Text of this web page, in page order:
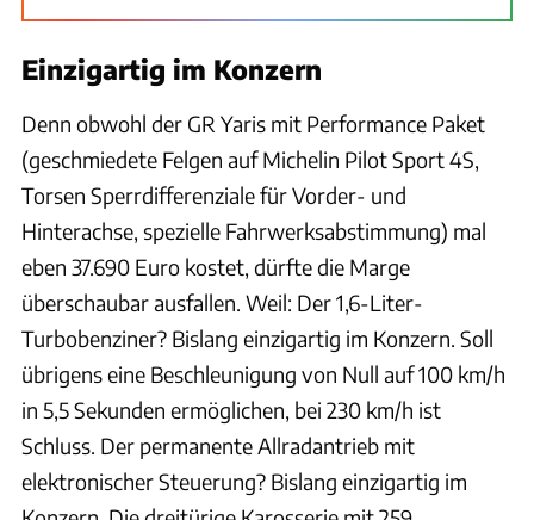
Einzigartig im Konzern
Denn obwohl der GR Yaris mit Performance Paket
(geschmiedete Felgen auf Michelin Pilot Sport 4S,
Torsen Sperrdifferenziale für Vorder- und
Hinterachse, spezielle Fahrwerksabstimmung) mal
eben 37.690 Euro kostet, dürfte die Marge
überschaubar ausfallen. Weil: Der 1,6-Liter-
Turbobenziner? Bislang einzigartig im Konzern. Soll
übrigens eine Beschleunigung von Null auf 100 km/h
in 5,5 Sekunden ermöglichen, bei 230 km/h ist
Schluss. Der permanente Allradantrieb mit
elektronischer Steuerung? Bislang einzigartig im